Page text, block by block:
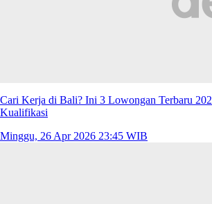
Cari Kerja di Bali? Ini 3 Lowongan Terbaru
Kualifikasi
Minggu, 26 Apr 2026 23:45 WIB